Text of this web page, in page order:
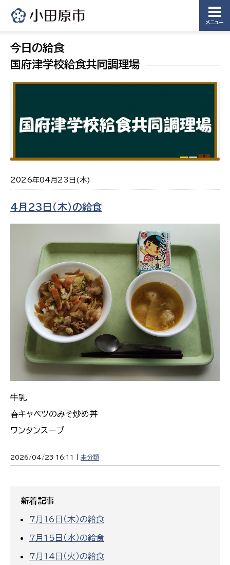
メニュー
今日の給食
国府津学校給食共同調理場
2026年04月23日(木)
4月23日（木）の給食
牛乳
春キャベツのみそ炒め丼
ワンタンスープ
2026/04/23 16:11 | 未分類
新着記事
7月16日（木）の給食
7月15日（水）の給食
7月14日（火）の給食